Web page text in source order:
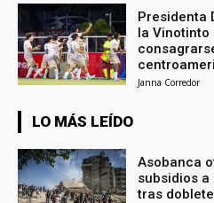
Presidenta
la
Janna Corredor
LO MÁS LEÍDO
Asobanca
subsidios
tras